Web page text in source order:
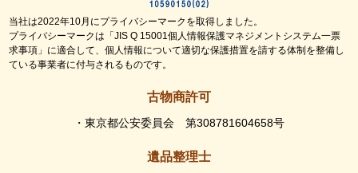
当社は2022年10月にプライバシーマークを取得しました。
プライバシーマークは「JIS Q 15001個人情報保護マネジメントシステム一票
求事項」に適合して、個人情報について適切な保護措置を請する体制を整備し
ている事業者に付与されるものです。
古物商許可
・東京都公安委員会 第308781604658号
遺品整理士